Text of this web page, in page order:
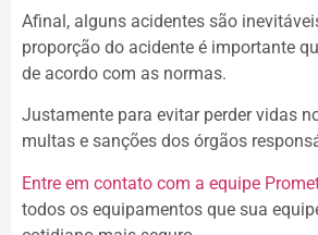
Afinal, alguns acidentes são
proporção do acidente é importante
de acordo com as normas.
Justamente para evitar perder vidas
multas e sanções dos órgãos
Entre em contato com a equipe
todos os equipamentos que sua